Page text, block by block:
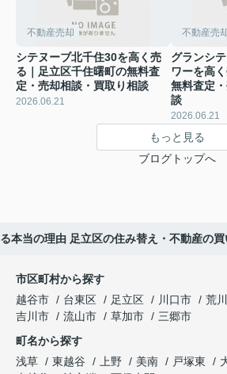
不動産売却
シテヌーブ北千住30を高く売
る｜足立区千住曙町の無料査
定・売却相談・買取り相談
2026.06.21
不動産売
グランシ
ワーを高
無料査定
談
2026.06.21
もっと見る
ブログトップへ
本当の理由 足立区の住み替え・不動産の
市区町村から探す
越谷市
台東区 足立区 川口市 荒
吉川市
流山市 草加市
三郷市
町名から探す
浅草
東越谷 上野 美南 戸塚東